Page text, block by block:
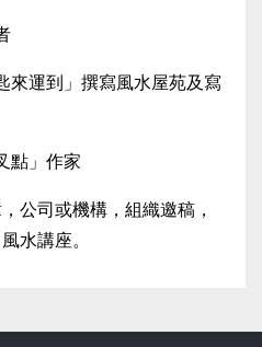
來運到」撰寫風水屋苑及寫
點」作家
公司或機構，組織邀稿，
水講座。